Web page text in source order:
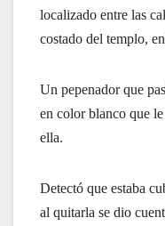
localizado entre las
costado del templo,
Un pepenador que
en color blanco que
ella.
Detectó que estaba
al quitarla se dio